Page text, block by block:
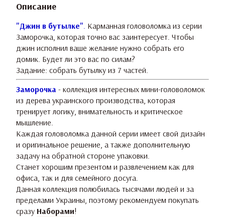
Описание
"Джин в бутылке". Карманная головоломка из серии
Заморочка, которая точно вас заинтересует. Чтобы
джин исполнил ваше желание нужно собрать его
домик. Будет ли это вас по силам?
Задание: собрать бутылку из 7 частей.
Заморочка - коллекция интересных мини-головоломок
из дерева украинского производства, которая
тренирует логику, внимательность и критическое
мышление.
Каждая головоломка данной серии имеет свой дизайн
и оригинальное решение, а также дополнительную
задачу на обратной стороне упаковки.
Станет хорошим презентом и развлечением как для
офиса, так и для семейного досуга.
Данная коллекция полюбилась тысячами людей и за
пределами Украины, поэтому рекомендуем покупать
сразу Наборами!